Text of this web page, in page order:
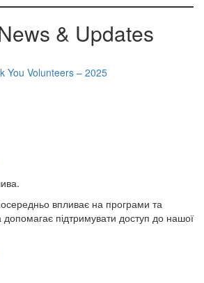
& Updates
You Volunteers – 2025
впливає на програми та
допомагає підтримувати доступ до нашої